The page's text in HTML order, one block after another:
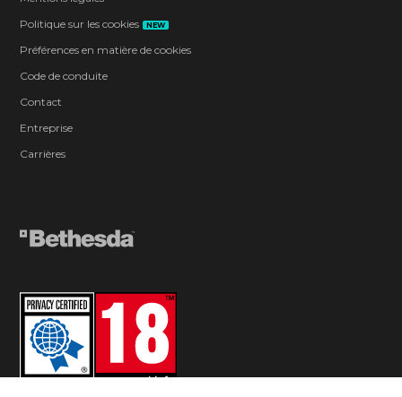
Politique sur les cookies
NEW
Préférences en matière de cookies
Code de conduite
Contact
Entreprise
Carrières